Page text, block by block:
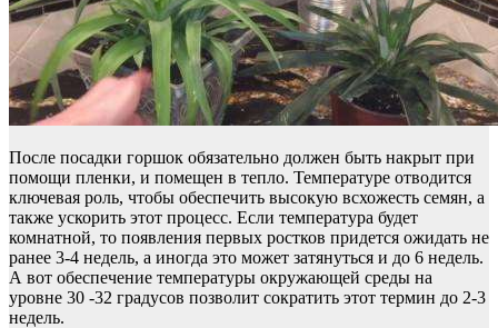
После посадки горшок обязательно должен быть накрыт при
помощи пленки, и помещен в тепло. Температуре отводится
ключевая роль, чтобы обеспечить высокую всхожесть семян, а
также ускорить этот процесс. Если температура будет
комнатной, то появления первых ростков придется ожидать не
ранее 3-4 недель, а иногда это может затянуться и до 6 недель.
А вот обеспечение температуры окружающей среды на
уровне 30 -32 градусов позволит сократить этот термин до 2-3
недель.